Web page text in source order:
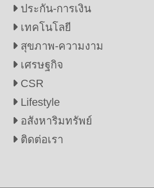
ประกัน-การเงิน
เทคโนโลยี
สุขภาพ-ความงาม
เศรษฐกิจ
CSR
Lifestyle
อสังหาริมทรัพย์
ติดต่อเรา